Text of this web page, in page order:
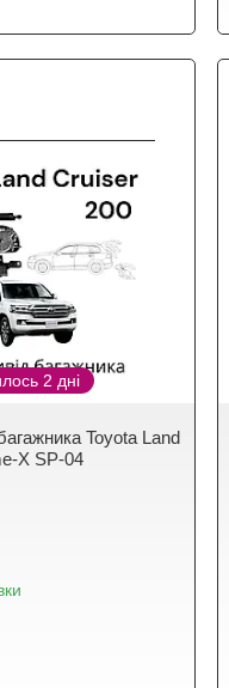
2 дні
Toyota Land
X SP-04